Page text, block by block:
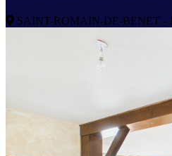
SAINT-ROMAIN-DE-BENET -